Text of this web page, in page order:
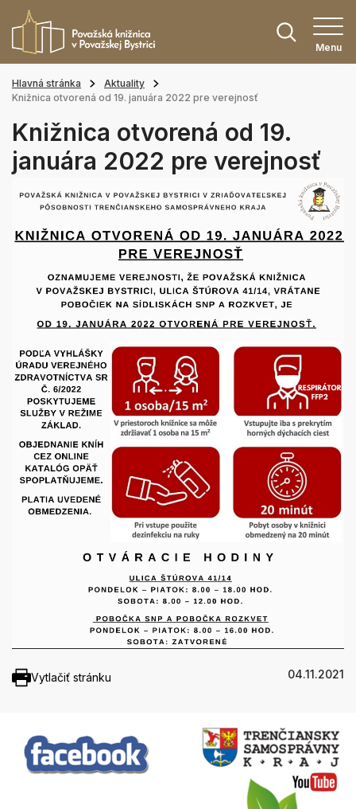
Menu
Hlavná stránka
Aktuality
Knižnica otvorená od 19. januára 2022 pre verejnosť
Knižnica otvorená od 19.
januára 2022 pre verejnosť
Vytlačiť stránku 04.11.2021